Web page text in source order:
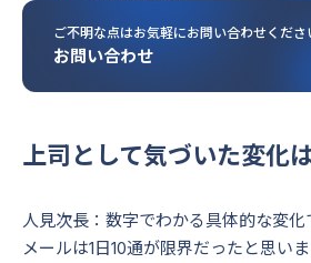
ご不明な点はお気軽にお問い合わせくださ
お問い合わせ
上司として気づいた変化
人見次長：数字でわかる具体的な変
メールは1日10通が限界だったと思い